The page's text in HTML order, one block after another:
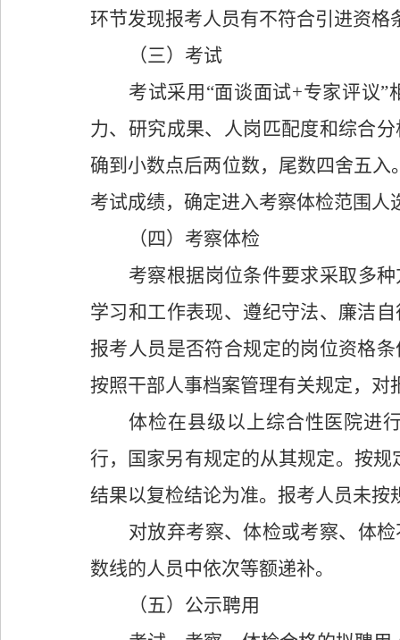
环节发现报考人员有不符合引进资
（三）考试
考试采用 “面谈面试+专家评议”
力、研究成果、人岗匹配度和综合
确到小数点后两位数，尾数四舍五入
考试成绩，确定进入考察体检范围人
（四） 考察体检
考察根据岗位条件要求采取多
学习和工作表现、遵纪守法、廉洁
报考人员是否符合规定的岗位资格
按照干部人事档案管理有关规定，对
体检在县级以上综合性医院进
行，国家另有规定的从其规定。按
结果以复检结论为准。报考人员未
对放弃考察、体检或考察、体
数线的人员中依次等额递补。
（五） 公示聘用